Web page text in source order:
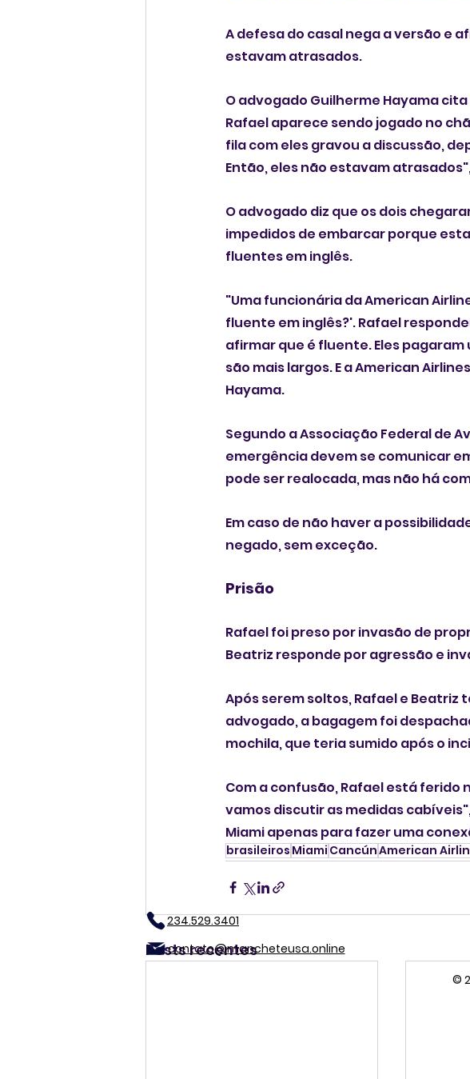
A defesa do casal nega a versão e
estavam atrasados.
O advogado Guilherme Hayama
Rafael aparece sendo jogado no
fila com eles gravou a discussão,
Então, eles não estavam
O advogado diz que os dois
impedidos de embarcar porque
fluentes em inglês.
"Uma funcionária da American
fluente em inglês?'. Rafael
afirmar que é fluente. Eles
são mais largos. E a American
Hayama.
Segundo a Associação Federal de
emergência devem se comunicar
pode ser realocada, mas não há
Em caso de não haver a
negado, sem exceção.
Prisão
Rafael foi preso por invasão de
Beatriz responde por agressão e
Após serem soltos, Rafael e Beatriz
advogado, a bagagem foi
mochila, que teria sumido após o
Com a confusão, Rafael está ferido
vamos discutir as medidas
Miami apenas para fazer uma
brasileiros Miami CancúnAmerican
Posts recentes
234.529.3401
contato@mancheteusa.online
©